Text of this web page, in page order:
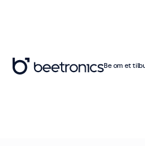
klassifisert
Be om et